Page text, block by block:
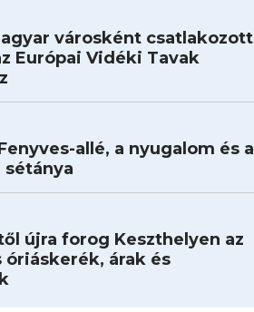
városként csatlakozott
Európai Vidéki Tavak
allé, a nyugalom és a
újra forog Keszthelyen az
óriáskerék, árak és